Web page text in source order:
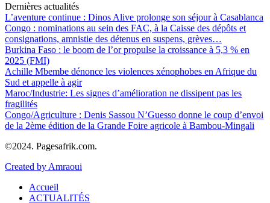
Dernières actualités
L’aventure continue : Dinos Alive prolonge son séjour à Casablanca
Congo : nominations au sein des FAC, à la Caisse des dépôts et
consignations, amnistie des détenus en suspens, grèves…
Burkina Faso : le boom de l’or propulse la croissance à 5,3 % en
2025 (FMI)
Achille Mbembe dénonce les violences xénophobes en Afrique du
Sud et appelle à agir
Maroc/Industrie: Les signes d’amélioration ne dissipent pas les
fragilités
Congo/Agriculture : Denis Sassou N’Guesso donne le coup d’envoi
de la 2ème édition de la Grande Foire agricole à Bambou-Mingali
©2024. Pagesafrik.com.
Created by Amraoui
Accueil
ACTUALITÉS